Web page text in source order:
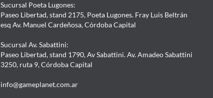
Sucursal Poeta Lugones:
Paseo Libertad, stand 2175, Poeta Lugones. Fray Luis Beltrán
esq Av. Manuel Cardeñosa, Córdoba Capital
Sucursal Av. Sabattini:
Paseo Libertad, stand 1790, Av Sabattini. Av. Amadeo Sabattini
3250, ruta 9, Córdoba Capital
info@gameplanet.com.ar